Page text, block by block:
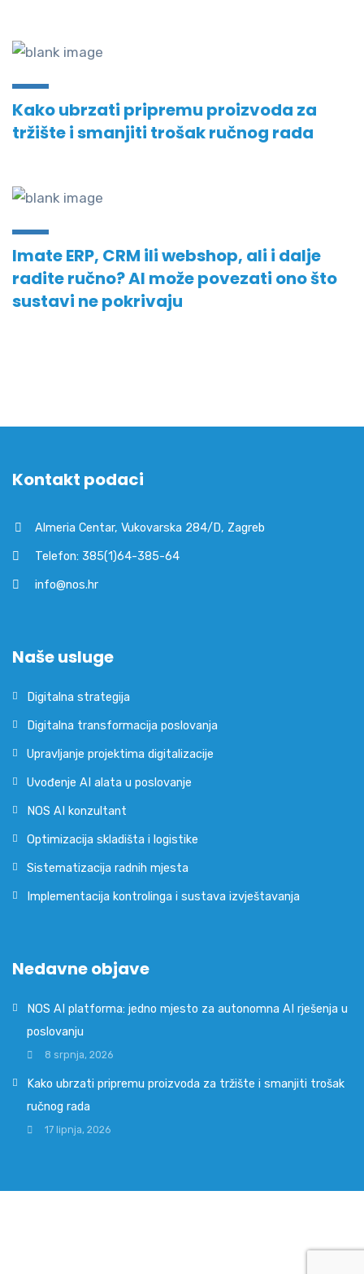
Kako ubrzati pripremu proizvoda za
tržište i smanjiti trošak ručnog rada
Imate ERP, CRM ili webshop, ali i dalje
radite ručno? AI može povezati ono što
sustavi ne pokrivaju
Kontakt podaci
Almeria Centar, Vukovarska 284/D, Zagreb
Telefon: 385(1)64-385-64
info@nos.hr
Naše usluge
Digitalna strategija
Digitalna transformacija poslovanja
Upravljanje projektima digitalizacije
Uvođenje AI alata u poslovanje
NOS AI konzultant
Optimizacija skladišta i logistike
Sistematizacija radnih mjesta
Implementacija kontrolinga i sustava izvještavanja
Nedavne objave
NOS AI platforma: jedno mjesto za autonomna AI rješenja u
poslovanju
8 srpnja, 2026
Kako ubrzati pripremu proizvoda za tržište i smanjiti trošak
ručnog rada
17 lipnja, 2026